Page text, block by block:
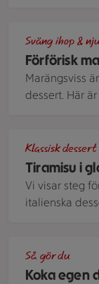
Förförisk
Sväng ihop &
Marängsviss är
dessert. Här
Tiramisu i
Klassisk
Vi visar steg
italienska
Koka egen
Så gör du